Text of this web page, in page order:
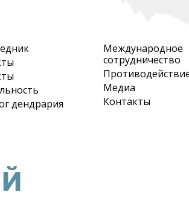
дендрария
Международное
сотрудничество
Медиа
Контакты